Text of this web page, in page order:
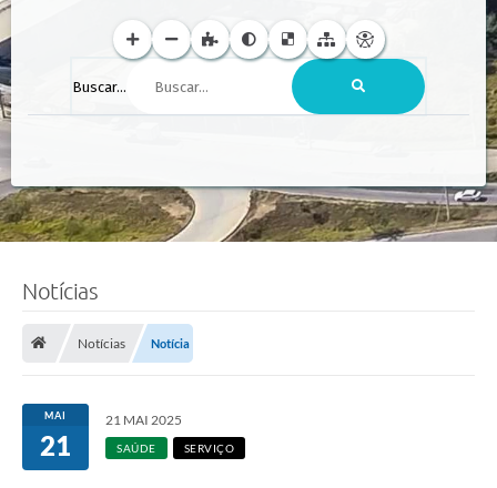
Buscar...
Notícias
Notícias Notícia
MAI
21
21 MAI 2025
SAÚDE SERVIÇO